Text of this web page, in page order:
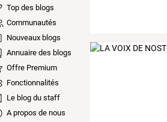
Top des blogs
Communautés
Nouveaux blogs
Annuaire des blogs
Offre Premium
Fonctionnalités
Le blog du staff
A propos de nous